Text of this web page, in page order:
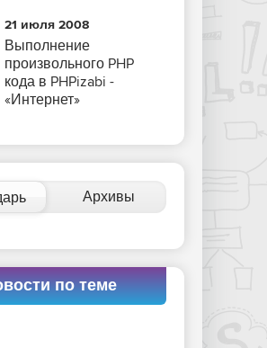
21 июля 2008
Выполнение
произвольного PHP
кода в PHPizabi -
«Интернет»
Архивы
по теме